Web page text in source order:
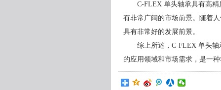
C-FLEX 单头轴承具有高精
有非常广阔的市场前景。随着
具有非常好的发展前景。
综上所述，C-FLEX 单头轴
的应用领域和市场需求，是一